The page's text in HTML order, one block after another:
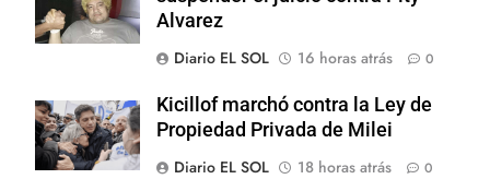
Alvarez
Diario EL SOL
16 horas atrás 0
Kicillof marchó contra la Ley de
Propiedad Privada de Milei
Diario EL SOL
18 horas atrás 0